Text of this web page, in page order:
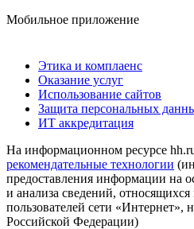
Мобильное приложение
Этика и комплаенс
Оказание услуг
Использование сайтов
Защита персональных
ИТ аккредитация
На информационном ресурсе
рекомендательные технологии
предоставления информации на
и анализа сведений,
пользователей сети «Интернет»,
Российской Федерации)